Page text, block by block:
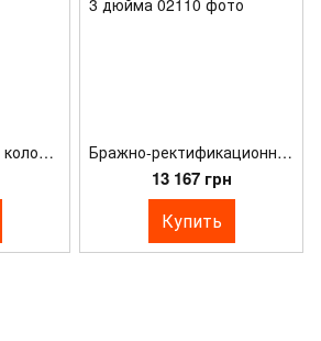
Ректификационная колонна Kors® SpiritFlow 3 дюйма Бражно-ректификационная колонна Kors® PerfectSpirit 3 дюйма
13 167 грн
Купить